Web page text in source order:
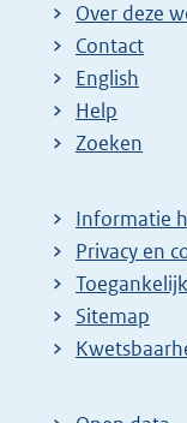
Over deze
Contact
English
Help
Zoeken
Informatie
Privacy en
Sitemap
E
t